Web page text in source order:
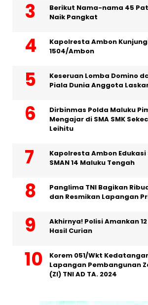
Berikut Nama-nama 45
Naik Pangkat
Kapolresta Ambon
1504/Ambon
Keseruan Lomba Domino
Piala Dunia Anggota
Dirbinmas Polda Maluku
Mengajar di SMA SMK
Leihitu
Kapolresta Ambon Edukasi
SMAN 14 Maluku Tengah
Panglima TNI Bagikan
dan Resmikan Lapangan
Akhirnya! Polisi Amankan
Hasil Curian
Korem 051/Wkt
Lapangan Pembangunan
(ZI) TNI AD TA. 2024